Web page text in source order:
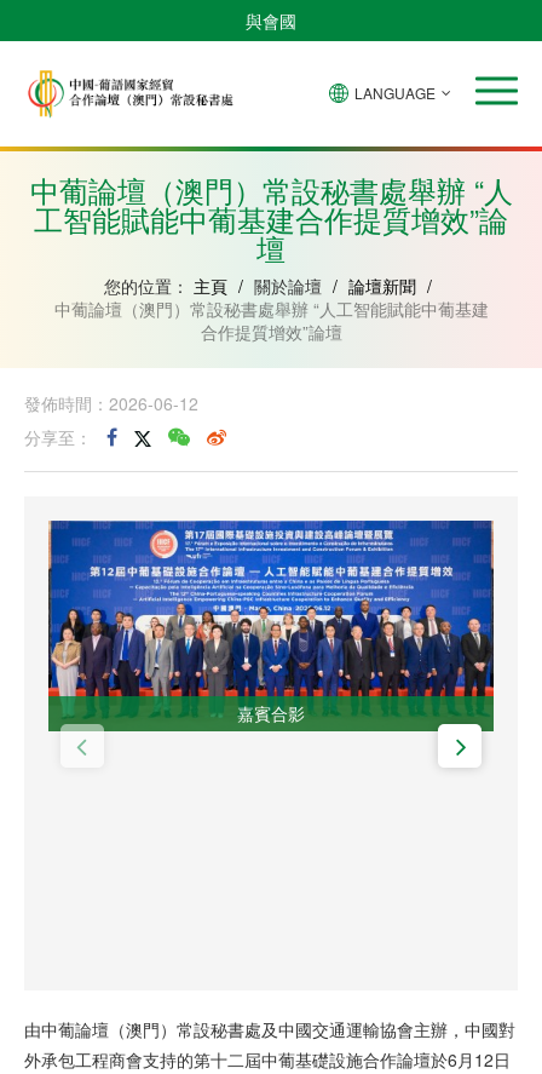
與會國
安
比
紹
內
亞
克
和
普
林
LANGUAGE
中葡論壇（澳門）常設秘書處舉辦 “人
工智能賦能中葡基建合作提質增效”論
壇
您的位置： 主頁 / 關於論壇 / 論壇新聞 /
中葡論壇（澳門）常設秘書處舉辦 “人工智能賦能中葡基建
合作提質增效”論壇
發佈時間：2026-06-12
分享至：
嘉賓合影
由中葡論壇（澳門）常設秘書處及中國交通運輸協會主辦，中國對
外承包工程商會支持的第十二屆中葡基礎設施合作論壇於6月12日